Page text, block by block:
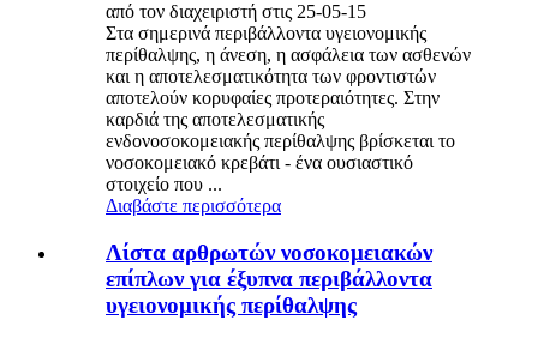
από τον διαχειριστή στις 25-05-15
Στα σημερινά περιβάλλοντα υγειονομικής
περίθαλψης, η άνεση, η ασφάλεια των ασθενών
και η αποτελεσματικότητα των φροντιστών
αποτελούν κορυφαίες προτεραιότητες. Στην
καρδιά της αποτελεσματικής
ενδονοσοκομειακής περίθαλψης βρίσκεται το
νοσοκομειακό κρεβάτι - ένα ουσιαστικό
στοιχείο που ...
Διαβάστε περισσότερα
Λίστα αρθρωτών νοσοκομειακών
επίπλων για έξυπνα περιβάλλοντα
υγειονομικής περίθαλψης